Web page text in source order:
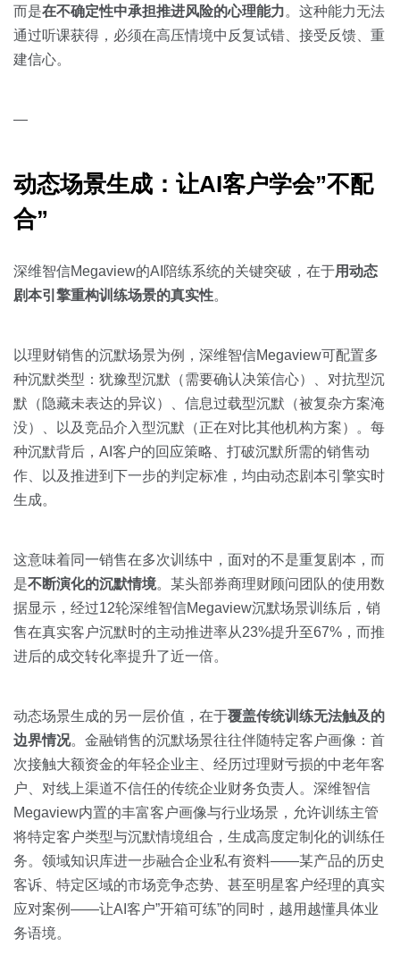
而是在不确定性中承担推进风险的心理能力。这种能力无法
通过听课获得，必须在高压情境中反复试错、接受反馈、重
建信心。
—
动态场景生成：让AI客户学会”不配
合”
深维智信Megaview的AI陪练系统的关键突破，在于用动态
剧本引擎重构训练场景的真实性。
以理财销售的沉默场景为例，深维智信Megaview可配置多
种沉默类型：犹豫型沉默（需要确认决策信心）、对抗型沉
默（隐藏未表达的异议）、信息过载型沉默（被复杂方案淹
没）、以及竞品介入型沉默（正在对比其他机构方案）。每
种沉默背后，AI客户的回应策略、打破沉默所需的销售动
作、以及推进到下一步的判定标准，均由动态剧本引擎实时
生成。
这意味着同一销售在多次训练中，面对的不是重复剧本，而
是不断演化的沉默情境。某头部券商理财顾问团队的使用数
据显示，经过12轮深维智信Megaview沉默场景训练后，销
售在真实客户沉默时的主动推进率从23%提升至67%，而推
进后的成交转化率提升了近一倍。
动态场景生成的另一层价值，在于覆盖传统训练无法触及的
边界情况。金融销售的沉默场景往往伴随特定客户画像：首
次接触大额资金的年轻企业主、经历过理财亏损的中老年客
户、对线上渠道不信任的传统企业财务负责人。深维智信
Megaview内置的丰富客户画像与行业场景，允许训练主管
将特定客户类型与沉默情境组合，生成高度定制化的训练任
务。领域知识库进一步融合企业私有资料——某产品的历史
客诉、特定区域的市场竞争态势、甚至明星客户经理的真实
应对案例——让AI客户”开箱可练”的同时，越用越懂具体业
务语境。